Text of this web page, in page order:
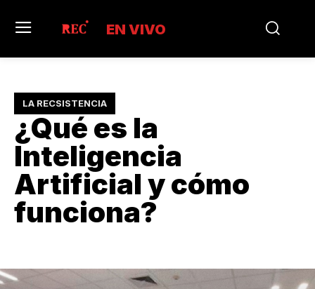
EN VIVO
LA RECSISTENCIA
¿Qué es la
Inteligencia
Artificial y cómo
funciona?